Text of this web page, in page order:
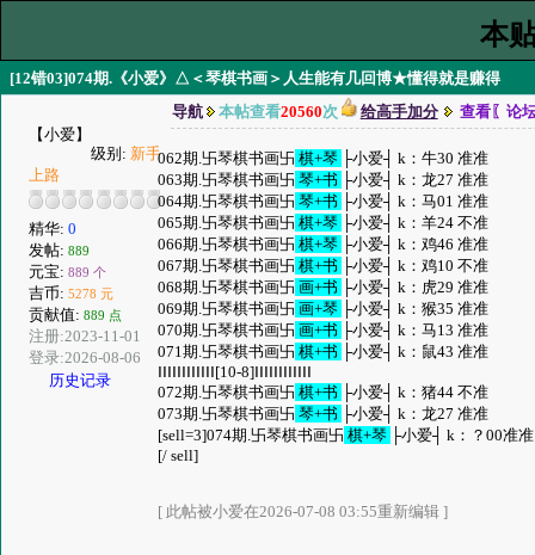
本
[12错03]074期.《小爱》△＜琴棋书画＞人生能有几回博★懂得就是赚得
【小爱】
级别: 新手
上路
精华: 0
发帖: 889
元宝: 889 个
吉币: 5278 元
贡献值: 889 点
注册:2023-11-01
登录:2026-08-06
历史记录
导航 本帖查看20560次 给高手加分 查看〖论
062期.卐琴棋书画卐 棋+琴 ├小爱┤ k：牛30 准准
063期.卐琴棋书画卐 琴+书 ├小爱┤ k：龙27 准准
064期.卐琴棋书画卐 琴+书 ├小爱┤ k：马01 准准
065期.卐琴棋书画卐 棋+琴 ├小爱┤ k：羊24 不准
066期.卐琴棋书画卐 棋+琴 ├小爱┤ k：鸡46 准准
067期.卐琴棋书画卐 棋+书 ├小爱┤ k：鸡10 不准
068期.卐琴棋书画卐 画+书 ├小爱┤ k：虎29 准准
069期.卐琴棋书画卐 画+琴 ├小爱┤ k：猴35 准准
070期.卐琴棋书画卐 画+书 ├小爱┤ k：马13 准准
071期.卐琴棋书画卐 棋+书 ├小爱┤ k：鼠43 准准
ⅠⅠⅠⅠⅠⅠⅠⅠⅠⅠⅠⅠ[10-8]ⅠⅠⅠⅠⅠⅠⅠⅠⅠⅠⅠⅠ
072期.卐琴棋书画卐 棋+书 ├小爱┤ k：猪44 不准
073期.卐琴棋书画卐 琴+书 ├小爱┤ k：龙27 准准
[sell=3]074期.卐琴棋书画卐 棋+琴 ├小爱┤ k：？00准准
[/ sell]
[ 此帖被小爱在2026-07-08 03:55重新编辑 ]